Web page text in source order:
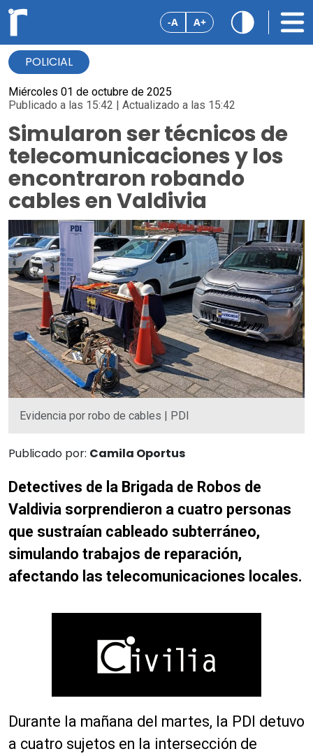
-A A+
POLICIAL
Miércoles 01 de octubre de 2025
Publicado a las 15:42 | Actualizado a las 15:42
Simularon ser técnicos de
telecomunicaciones y los
encontraron robando
cables en Valdivia
Evidencia por robo de cables | PDI
Publicado por: Camila Oportus
Detectives de la Brigada de Robos de
Valdivia sorprendieron a cuatro personas
que sustraían cableado subterráneo,
simulando trabajos de reparación,
afectando las telecomunicaciones locales.
Durante la mañana del martes, la PDI detuvo
a cuatro sujetos en la intersección de